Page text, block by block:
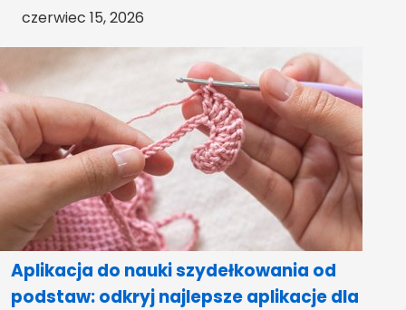
czerwiec 15, 2026
Aplikacja do nauki szydełkowania od
podstaw: odkryj najlepsze aplikacje dla